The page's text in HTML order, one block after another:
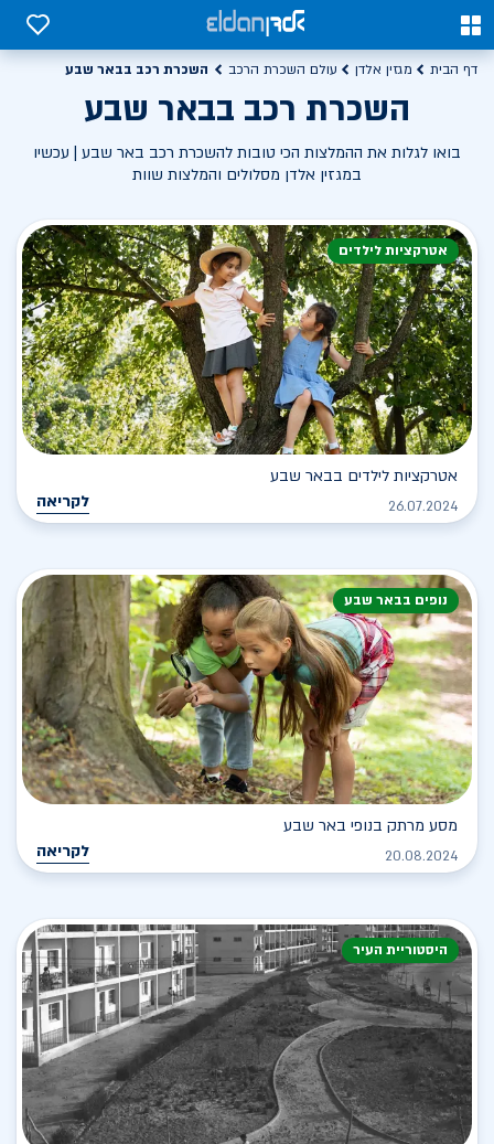
0
0
דף הבית מגזין אלדן עולם השכרת הרכב השכרת רכב בבאר שבע
השכרת רכב בבאר שבע
בואו לגלות את ההמלצות הכי טובות להשכרת רכב באר שבע | עכשיו
במגזין אלדן מסלולים והמלצות שוות
אטרקציות לילדים
אטרקציות לילדים בבאר שבע
26.07.2024 לקריאה
נופים בבאר שבע
מסע מרתק בנופי באר שבע
20.08.2024 לקריאה
היסטוריית העיר